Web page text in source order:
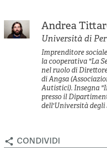
Andrea
Università di
Imprenditore
la cooperativa "La
nel ruolo di
di Angsa
Autistici). Insegna
presso il
dell'Università degli
condividi